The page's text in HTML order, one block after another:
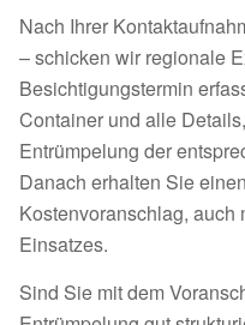
Nach Ihrer
– schicken wir regionale
Besichtigungstermin
Container und alle
Entrümpelung der
Danach erhalten Sie
Kostenvoranschlag, auch
Einsatzes.
Sind Sie mit dem